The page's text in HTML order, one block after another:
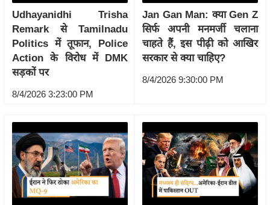
स्थ
ल
व्र
त
त्यो
हा
रा
शि
फ
ल
वि
Udhayanidhi Trisha
Remark से Tamilnadu
Politics में तूफान, Police
Action के विरोध में DMK
सड़कों पर
8/4/2026 3:23:00 PM
Jan Gan Man: क्या Gen Z
सिर्फ अपनी मनमर्जी चलाना
चाहते हैं, इस पीढ़ी को आखिर
सरकार से क्या चाहिए?
8/4/2026 9:30:00 PM